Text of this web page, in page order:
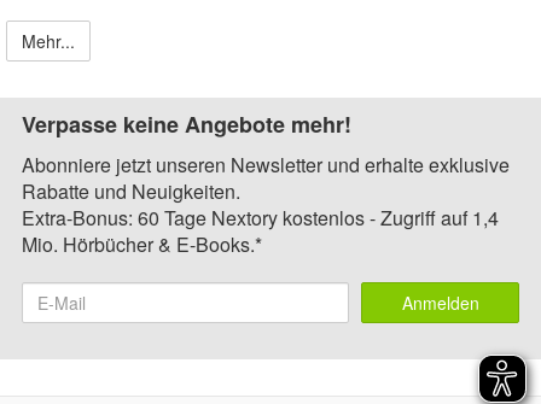
Mehr...
Verpasse keine Angebote mehr!
Abonniere jetzt unseren Newsletter und erhalte exklusive
Rabatte und Neuigkeiten.
Extra-Bonus: 60 Tage Nextory kostenlos - Zugriff auf 1,4
Mio. Hörbücher & E-Books.*
Anmelden